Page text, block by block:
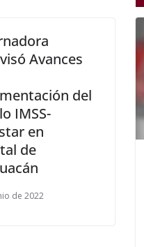
Avances
del
IMSS-
en
de
de 2022